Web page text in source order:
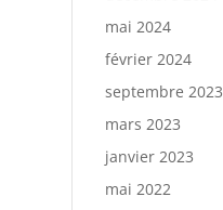
mai 2024
février 2024
septembre 2023
mars 2023
janvier 2023
mai 2022